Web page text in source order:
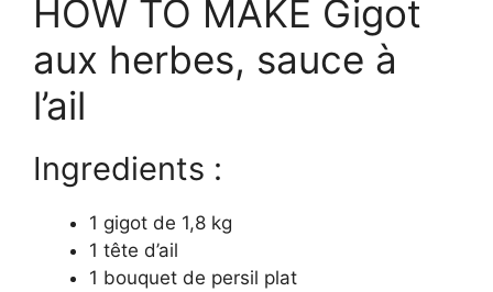
HOW TO MAKE Gigot
aux herbes, sauce à
l’ail
Ingredients :
1 gigot de 1,8 kg
1 tête d’ail
1 bouquet de persil plat